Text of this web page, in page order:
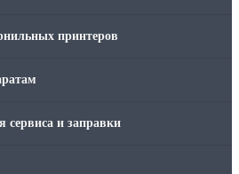
принтеров
сервиса и заправки